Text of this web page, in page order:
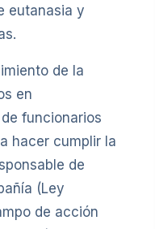
eutanasia y
de la
en
funcionarios
hacer cumplir la
de
(Ley
de acción